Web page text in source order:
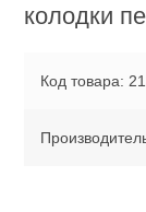
колодки
Код товара: